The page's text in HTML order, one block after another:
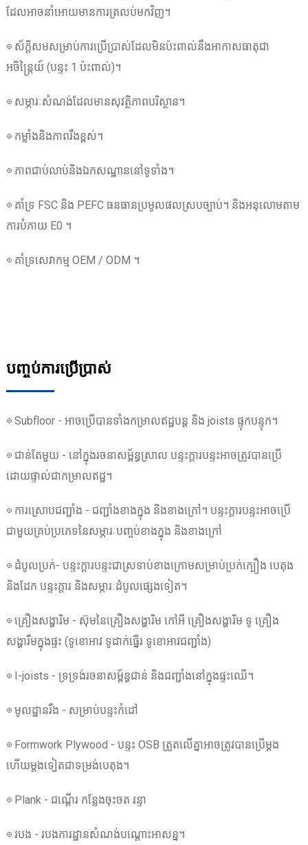
ដែលអាចនាំអោយមានការត្រលប់មកវិញ។
◎ ស័ក្តិសមសម្រាប់ការប្រើប្រាស់ដែលមិនប៉ះពាល់នឹងអាកាសធាតុជា
អចិន្ត្រៃយ៍ (បន្ទះ 1 ប៉ះពាល់)។
◎ សម្ភារៈសំណង់ដែលមានសុវត្ថិភាពបរិស្ថាន។
◎ កម្លាំងនិងភាពរឹងខ្ពស់។
◎ ភាពជាប់លាប់និងឯកសណ្ឋាននៅទូទាំង។
◎ គាំទ្រ FSC និង PEFC ធនធានប្រមូលផលស្របច្បាប់។ និងអនុលោមតាម
ការបំភាយ E0 ។
◎ គាំទ្រសេវាកម្ម OEM / ODM ។
បញ្ចប់ការប្រើប្រាស់
◎ Subfloor - អាចប្រើបានទាំងកម្រាលឥដ្ឋបន្ត និង joists ផ្ទុកបន្ទុក។
◎ ជាន់តែមួយ - នៅក្នុងរចនាសម្ព័ន្ធស្រាល បន្ទះក្តារបន្ទះអាចត្រូវបានប្រើ
ដោយផ្ទាល់ជាកម្រាលឥដ្ឋ។
◎ ការស្រោបជញ្ជាំង - ជញ្ជាំងខាងក្នុង និងខាងក្រៅ។ បន្ទះក្តារបន្ទះអាចប្រើ
ជាមួយគ្រប់ប្រភេទនៃសម្ភារៈបញ្ចប់ខាងក្នុង និងខាងក្រៅ
◎ ដំបូលប្រក់- បន្ទះក្តារបន្ទះជាស្រទាប់ខាងក្រោមសម្រាប់ប្រក់ក្បឿង បេតុង
និងដែក បន្ទះក្តារ និងសម្ភារៈដំបូលផ្សេងទៀត។
◎ គ្រឿងសង្ហារិម - ស៊ុមនៃគ្រឿងសង្ហារិម កៅអី គ្រឿងសង្ហារិម ទូ គ្រឿង
សង្ហារឹមក្នុងផ្ទះ (ទូខោអាវ ទូដាក់ធ្នើរ ទូខោអាវជញ្ជាំង)
◎ I-joists - ទ្រទ្រង់រចនាសម្ព័ន្ធជាន់ និងជញ្ជាំងនៅក្នុងផ្ទះឈើ។
◎ មូលដ្ឋានរឹង - សម្រាប់បន្ទះកំដៅ
◎ Formwork Plywood - បន្ទះ OSB ត្រួតលើគ្នាអាចត្រូវបានប្រើម្តង
ហើយម្តងទៀតជាទម្រង់បេតុង។
◎ Plank - ជណ្តើរ កន្លែងចុះចត រន្ទា
◎ របង - របងការដ្ឋានសំណង់បណ្តោះអាសន្ន។